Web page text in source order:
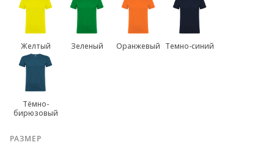
Желтый Зеленый Оранжевый Темно-синий
Тёмно-
бирюзовый
РАЗМЕР